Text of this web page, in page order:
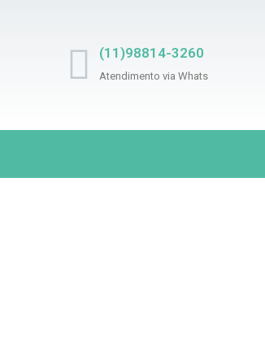
(11)98814-3260
Atendimento via Whats